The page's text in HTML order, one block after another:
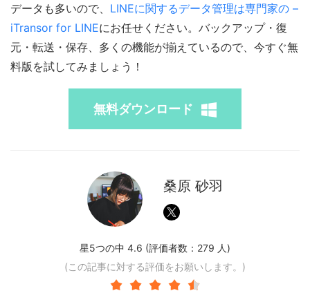
データも多いので、 LINEに関するデータ管理は専門家の –
iTransor for LINEにお任せください。バックアップ・復
元・転送・保存、多くの機能が揃えているので、今すぐ無
料版を試してみましょう！
無料ダウンロード
桑原 砂羽
星5つの中 4.6 (評価者数： 279 人)
(この記事に対する評価をお願いします。)